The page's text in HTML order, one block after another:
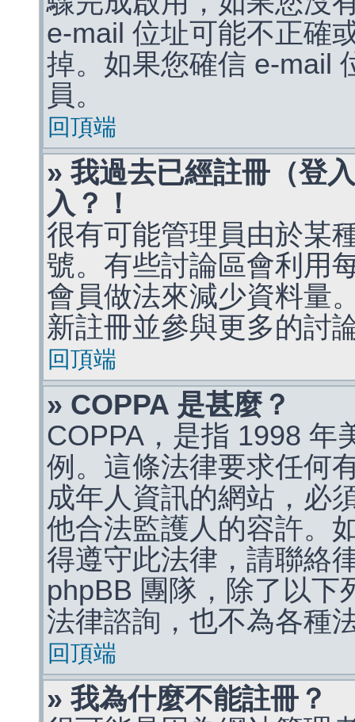
e-mail 位址可能不正確
掉。如果您確信 e-mail
員。
回頂端
» 我過去已經註冊（登
入？！
很有可能管理員由於某
號。有些討論區會利用
會員做法來減少資料量
新註冊並參與更多的討
回頂端
» COPPA 是甚麼？
COPPA，是指 1998 年
例。這條法律要求任何
成年人資訊的網站，必
他合法監護人的容許。
得遵守此法律，請聯絡
phpBB 團隊，除了以下
法律諮詢，也不為各種
回頂端
» 我為什麼不能註冊？